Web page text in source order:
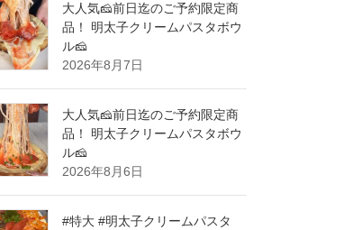
大人気🧀前日迄のご予約限定商
品！ 明太子クリームパスタボウ
ル🧀
2026年8月7日
大人気🧀前日迄のご予約限定商
品！ 明太子クリームパスタボウ
ル🧀
2026年8月6日
#特大 #明太子クリームパスタ